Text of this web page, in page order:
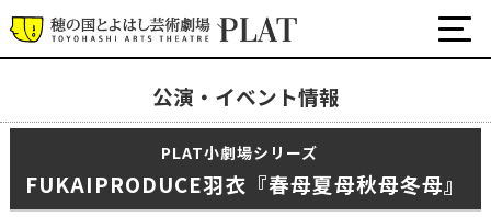
公式SNS
公演・イベント情報
PLAT小劇場シリーズ
FUKAIPRODUCE羽衣『春母夏母秋母冬母』
最新の公演・イベント情報
演劇・ダンス・音楽など
ワークショップ・講座